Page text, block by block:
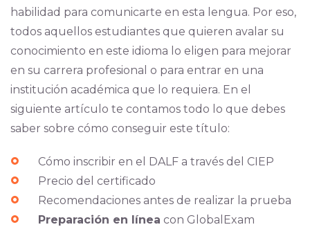
habilidad para comunicarte en esta lengua. Por eso,
todos aquellos estudiantes que quieren avalar su
conocimiento en este idioma lo eligen para mejorar
en su carrera profesional o para entrar en una
institución académica que lo requiera. En el
siguiente artículo te contamos todo lo que debes
saber sobre cómo conseguir este título:
Cómo inscribir en el DALF a través del CIEP
Precio del certificado
Recomendaciones antes de realizar la prueba
Preparación en línea con GlobalExam